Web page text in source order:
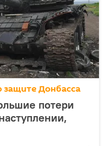
защите Донбасса
потери